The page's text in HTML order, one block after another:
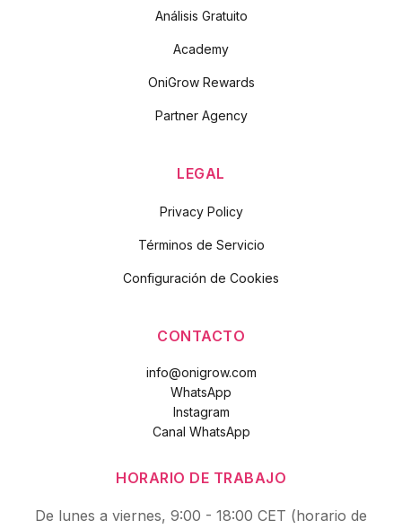
Análisis Gratuito
Academy
OniGrow Rewards
Partner Agency
LEGAL
Privacy Policy
Términos de Servicio
Configuración de Cookies
CONTACTO
info@onigrow.com
WhatsApp
Instagram
Canal WhatsApp
HORARIO DE TRABAJO
De lunes a viernes, 9:00 - 18:00 CET (horario de